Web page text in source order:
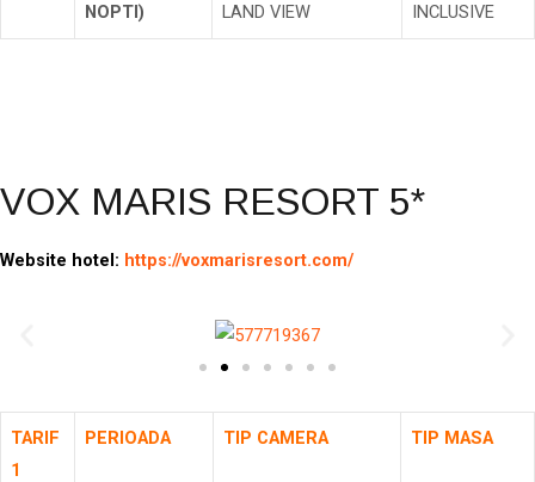
NOPTI)
LAND VIEW
INCLUSIVE
VOX MARIS RESORT 5*
Website hotel: https://voxmarisresort.com/
TARIF
1
PERIOADA TIP CAMERA TIP MASA